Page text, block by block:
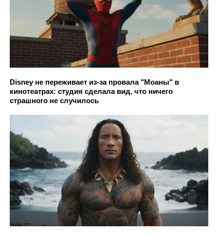
Disney не переживает из-за провала "Моаны" в
кинотеатрах: студия сделала вид, что ничего
страшного не случилось